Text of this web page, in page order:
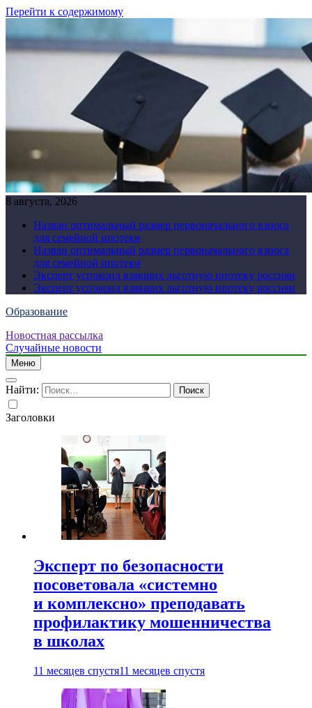
Перейти к содержимому
8 августа, 2026
Назван оптимальный размер первоначального взноса
для семейной ипотеки
Назван оптимальный размер первоначального взноса
для семейной ипотеки
Эксперт успокоил взявших льготную ипотеку россиян
Эксперт успокоил взявших льготную ипотеку россиян
Образование
Новостная рассылка
Случайные новости
Меню
Найти:
Заголовки
Эксперт по безопасности
посоветовала «системно
и комплексно» преподавать
профилактику мошенничества
в школах
11 месяцев спустя11 месяцев спустя